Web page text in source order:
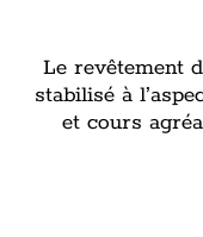
Le revêtement
stabilisé à
et cours